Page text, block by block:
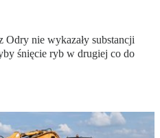
nie wykazały substancji
śnięcie ryb w drugiej co do